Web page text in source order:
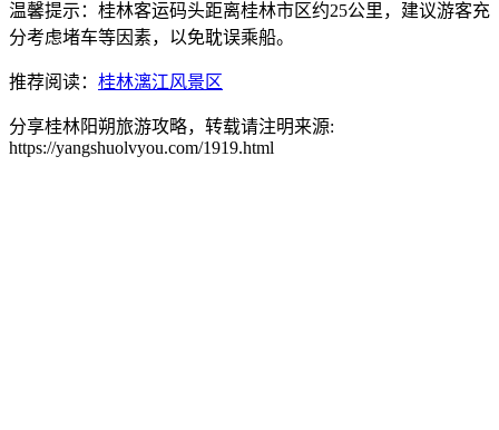
温馨提示：桂林客运码头距离桂林市区约25公里，建议游客充
分考虑堵车等因素，以免耽误乘船。
推荐阅读： 桂林漓江风景区
分享桂林阳朔旅游攻略，转载请注明来源:
https://yangshuolvyou.com/1919.html